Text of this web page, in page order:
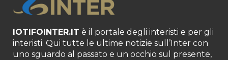
IOTIFOINTER.IT è il portale degli interisti e per gli
interisti. Qui tutte le ultime notizie sull’Inter con
uno sguardo al passato e un occhio sul presente,